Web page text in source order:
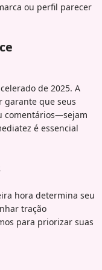
ou perfil parecer
de 2025. A
garante que seus
comentários—sejam
é essencial
hora determina seu
tração
para priorizar suas